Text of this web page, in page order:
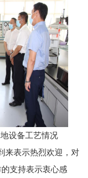
设备工艺情况
来表示热烈欢迎，对
支持表示衷心感